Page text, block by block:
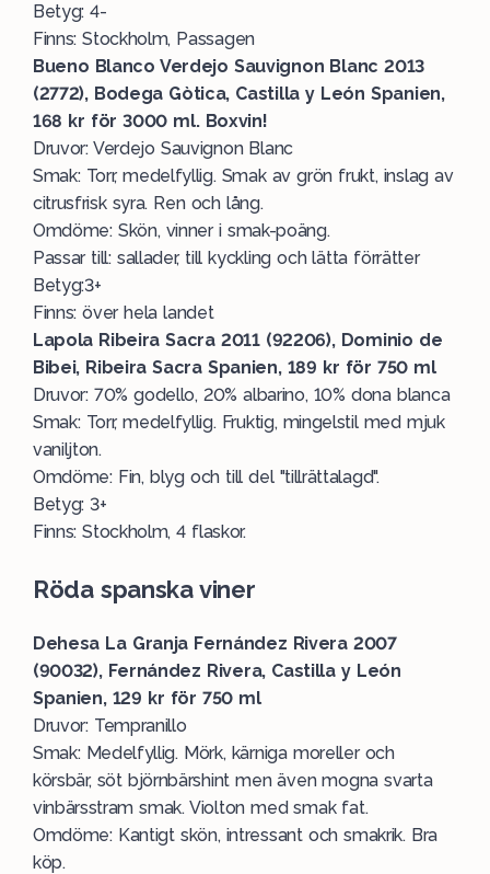
Betyg: 4-
Finns: Stockholm, Passagen
Bueno Blanco Verdejo Sauvignon Blanc 2013
(2772), Bodega Gòtica, Castilla y León Spanien,
168 kr för 3000 ml. Boxvin!
Druvor: Verdejo Sauvignon Blanc
Smak: Torr, medelfyllig. Smak av grön frukt, inslag av
citrusfrisk syra. Ren och lång.
Omdöme: Skön, vinner i smak-poäng.
Passar till: sallader, till kyckling och lätta förrätter
Betyg:3+
Finns: över hela landet
Lapola Ribeira Sacra 2011 (92206), Dominio de
Bibei, Ribeira Sacra Spanien, 189 kr för 750 ml
Druvor: 70% godello, 20% albarino, 10% dona blanca
Smak: Torr, medelfyllig. Fruktig, mingelstil med mjuk
vaniljton.
Omdöme: Fin, blyg och till del "tillrättalagd".
Betyg: 3+
Finns: Stockholm, 4 flaskor.
Röda spanska viner
Dehesa La Granja Fernández Rivera 2007
(90032), Fernández Rivera, Castilla y León
Spanien, 129 kr för 750 ml
Druvor: Tempranillo
Smak: Medelfyllig. Mörk, kärniga moreller och
körsbär, söt björnbärshint men även mogna svarta
vinbärsstram smak. Violton med smak fat.
Omdöme: Kantigt skön, intressant och smakrik. Bra
köp.